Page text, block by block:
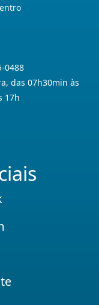
0488
das 07h30min às
17h